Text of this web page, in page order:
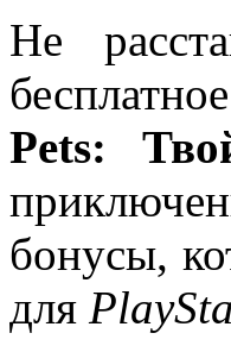
Не
Pets:
бонусы,
для